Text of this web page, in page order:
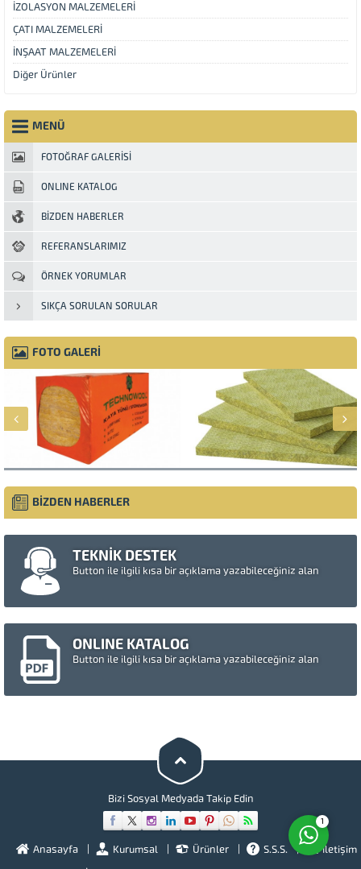
İZOLASYON MALZEMELERİ
ÇATI MALZEMELERİ
İNŞAAT MALZEMELERİ
Diğer Ürünler
MENÜ
FOTOĞRAF GALERİSİ
ONLINE KATALOG
BİZDEN HABERLER
REFERANSLARIMIZ
ÖRNEK YORUMLAR
SIKÇA SORULAN SORULAR
FOTO GALERİ
BİZDEN HABERLER
TEKNİK DESTEK
Button ile ilgili kısa bir açıklama yazabileceğiniz alan
ONLINE KATALOG
Button ile ilgili kısa bir açıklama yazabileceğiniz alan
Bizi Sosyal Medyada Takip Edin
Anasayfa Kurumsal Ürünler S.S.S. İletişim
Cevap Yaz
1